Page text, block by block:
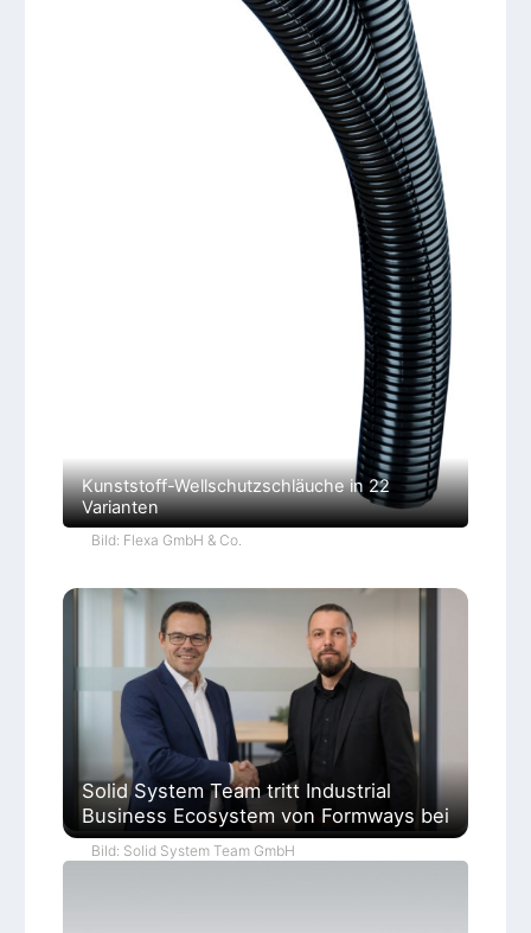
Kunststoff-Wellschutzschläuche in 22
Varianten
Bild: Flexa GmbH & Co.
Solid System Team tritt Industrial
Business Ecosystem von Formways bei
Bild: Solid System Team GmbH